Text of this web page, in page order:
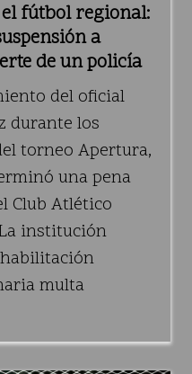
fútbol regional:
a
de un policía
del oficial
durante los
torneo Apertura,
una pena
Club Atlético
institución
multa